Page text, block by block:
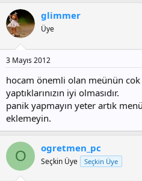
glimmer
Üye
3 Mayıs 2012
hocam önemli olan meünün cok
yaptıklarınızın iyi olmasıdır.
panik yapmayın yeter artık
eklemeyin.
O ogretmen_pc
Seçkin Üye Seçkin Üye